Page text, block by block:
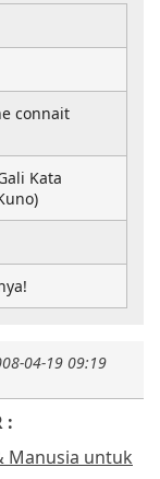
04-19 09:19
:
Manusia untuk
connait
Kata